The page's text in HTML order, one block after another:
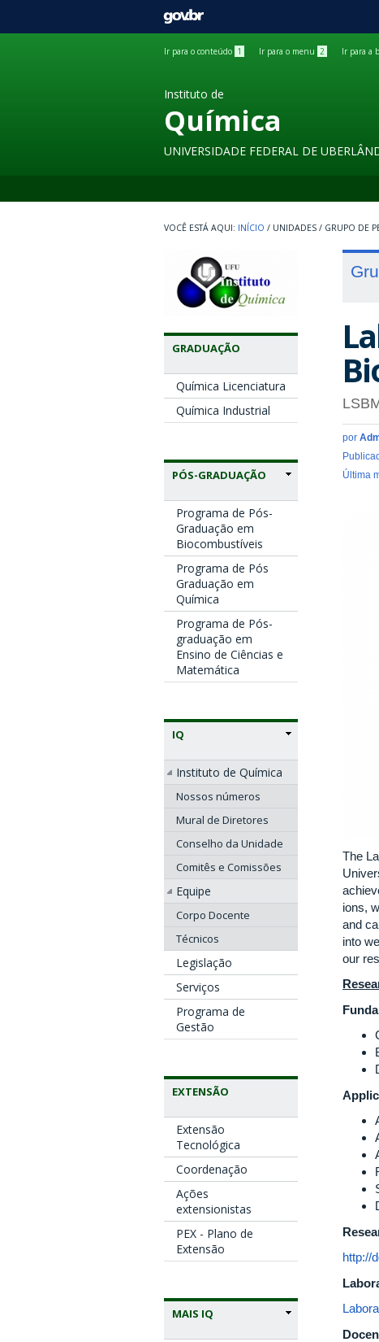
GOVBR
Ir para o conteúdo 1 Ir para o menu 2 Ir para a
Instituto de
Química
UNIVERSIDADE FEDERAL DE
INÍCIO / UNIDADES / GRUPO DE
GRADUAÇÃO
Química Licenciatura
Química Industrial
PÓS-GRADUAÇÃO
Programa de Pós-
Graduação em
Biocombustíveis
Programa de Pós
Graduação em
Química
Programa de Pós-
graduação em
Ensino de Ciências e
Matemática
IQ
Instituto de Química
Nossos números
Mural de Diretores
Conselho da Unidade
Comitês e Comissões
Equipe
Corpo Docente
Técnicos
Legislação
Serviços
Programa de
Gestão
EXTENSÃO
Extensão
Tecnológica
Coordenação
Ações
extensionistas
PEX - Plano de
Extensão
MAIS IQ
por
Última
The
ions,
and
into
our
http://